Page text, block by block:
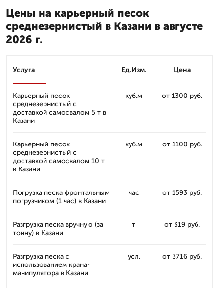
Цены на карьерный песок
среднезернистый в Казани в августе
2026 г.
Услуга Ед.Изм. Цена
Карьерный песок
среднезернистый с
доставкой самосвалом 5 т в
Казани
куб.м от 1300 руб.
Карьерный песок
среднезернистый с
доставкой самосвалом 10 т
в Казани
куб.м от 1100 руб.
Погрузка песка фронтальным
погрузчиком (1 час) в Казани
час от 1593 руб.
Разгрузка песка вручную (за
тонну) в Казани
т от 319 руб.
Разгрузка песка с
использованием крана-
манипулятора в Казани
усл. от 3716 руб.